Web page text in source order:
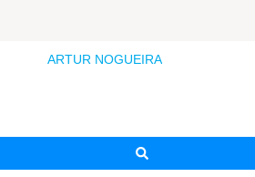
ARTUR NOGUEIRA